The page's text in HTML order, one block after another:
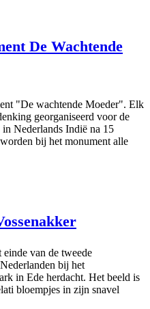
De Wachtende
"De wachtende Moeder". Elk
georganiseerd voor de
Nederlands Indië na 15
bij het monument alle
van de tweede
bij het
in Ede herdacht. Het beeld is
bloempjes in zijn snavel